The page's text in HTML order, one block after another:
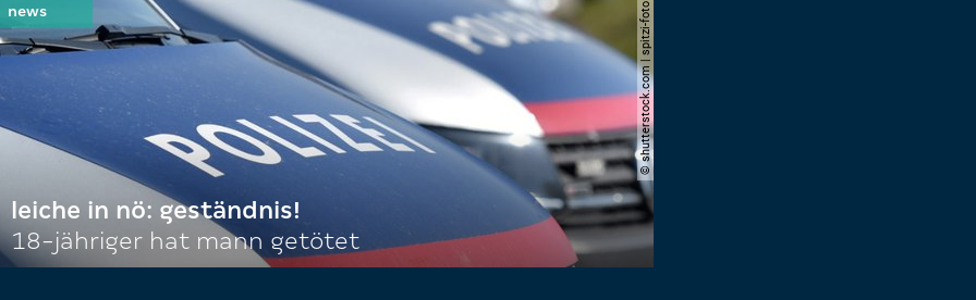
© shutterstock.com | spitzi-foto
leiche in nö: geständnis!
18-jähriger hat mann getötet